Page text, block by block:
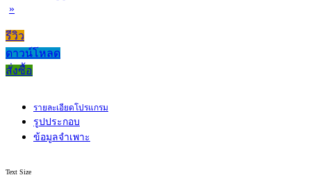
»
รีวิว
ดาวน์โหลด
สั่งซื้อ
รายละเอียดโปรแกรม
รูปประกอบ
ข้อมูลจำเพาะ
Text Size